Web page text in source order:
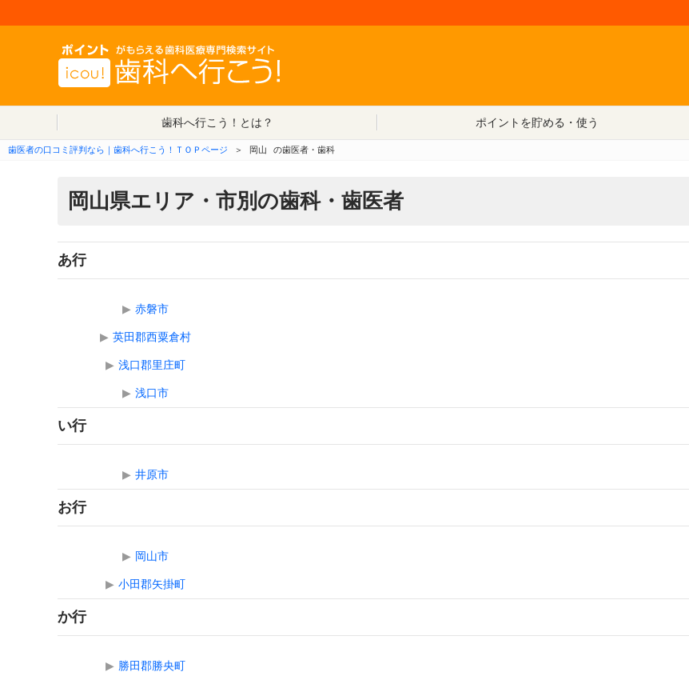
歯科へ行こう！とは？
ポイントを貯める・使う
歯医者の口コミ評判なら｜歯科へ行こう！ＴＯＰページ ＞ 岡山 の歯医者・歯科
岡山県エリア・市別の歯科・歯医者
あ行
▶ 赤磐市
▶ 英田郡西粟倉村
▶ 浅口郡里庄町
▶ 浅口市
い行
▶ 井原市
お行
▶ 岡山市
▶ 小田郡矢掛町
か行
▶ 勝田郡勝央町